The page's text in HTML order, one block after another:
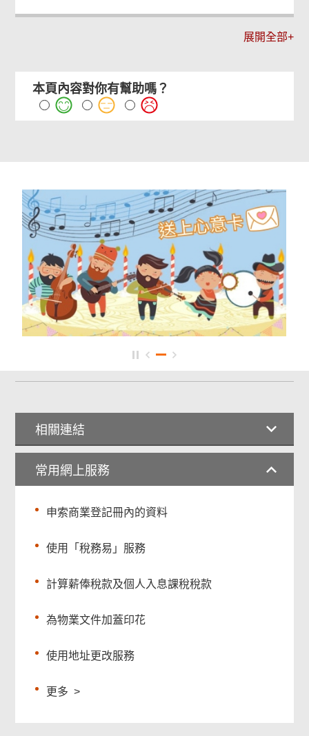
展開全部+
本頁內容對你有幫助嗎？
相關連結
常用網上服務
申索商業登記冊內的資料
使用「稅務易」服務
計算薪俸稅款及個人入息課稅稅款
為物業文件加蓋印花
使用地址更改服務
更多 >